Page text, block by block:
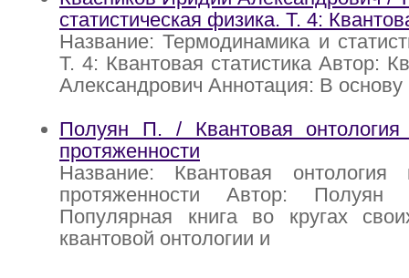
статистическая физика. Т. 4:
Название: Термодинамика и
Т. 4: Квантовая статистика Автор:
Александрович Аннотация: В основу
Полуян П. / Квантовая онтология
протяженности
Название: Квантовая онтология
протяженности Автор: Полуян
Популярная книга во кругах
квантовой онтологии и